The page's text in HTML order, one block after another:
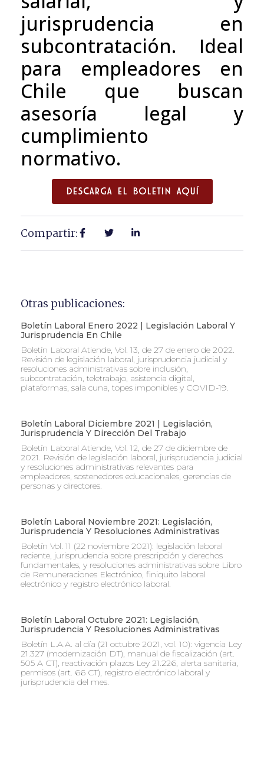
jurisprudencia en
subcontratación. Ideal
para empleadores en
Chile que buscan
asesoría legal y
cumplimiento
normativo.
DESCARGA EL BOLETIN AQUÍ
Compartir:
Otras publicaciones:
Boletín Laboral Enero 2022 | Legislación Laboral Y
Jurisprudencia En Chile
Boletín Laboral Atiende, Vol. 13, de 27 de enero de 2022.
Revisión de legislación laboral, jurisprudencia judicial y
resoluciones administrativas sobre inclusión,
subcontratación, teletrabajo, asistencia digital,
plataformas, sala cuna, topes imponibles y COVID-19.
Boletín Laboral Diciembre 2021 | Legislación,
Jurisprudencia Y Dirección Del Trabajo
Boletín Laboral Atiende, Vol. 12, de 27 de diciembre de
2021. Revisión de legislación laboral, jurisprudencia judicial
y resoluciones administrativas relevantes para
empleadores, sostenedores educacionales, gerencias de
personas y directores.
Boletín Laboral Noviembre 2021: Legislación,
Jurisprudencia Y Resoluciones Administrativas
Boletín Vol. 11 (22 noviembre 2021): legislación laboral
reciente, jurisprudencia sobre prescripción y derechos
fundamentales, y resoluciones administrativas sobre Libro
de Remuneraciones Electrónico, finiquito laboral
electrónico y registro electrónico laboral.
Boletín Laboral Octubre 2021: Legislación,
Jurisprudencia Y Resoluciones Administrativas
Boletín L.A.A. al día (21 octubre 2021, vol. 10): vigencia Ley
21.327 (modernización DT), manual de fiscalización (art.
505 A CT), reactivación plazos Ley 21.226, alerta sanitaria,
permisos (art. 66 CT), registro electrónico laboral y
jurisprudencia del mes.